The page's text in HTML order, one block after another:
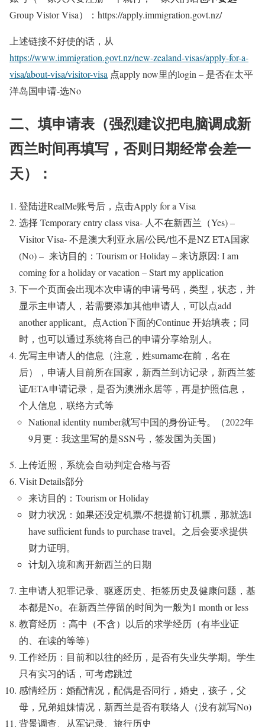
Group Vistor Visa）：https://apply.immigration.govt.nz/
上述链接不好使的话，从
https://www.immigration.govt.nz/new-zealand-visas/apply-for-a-
visa/about-visa/visitor-visa 点apply now里的login – 是否在太平
洋岛国申请-选No
二、填申请表（强烈建议把电脑调成新
西兰时间再填写，否则日期经常会差一
天）：
登陆进RealMe账号后，点击Apply for a Visa
选择 Temporary entry class visa- 人不在新西兰（Yes) –
Visitor Visa- 不是澳大利亚永居/公民/也不是NZ ETA国家
(No) – 来访目的：Tourism or Holiday – 来访原因: I am
coming for a holiday or vacation – Start my application
下一个页面会出现本次申请的申请号码，类型，状态，并
显示主申请人，若需要添加其他申请人，可以点add
another applicant。点Action下面的Continue 开始填表；同
时，也可以通过系统将自己的申请分享给别人。
先写主申请人的信息（注意，姓surname在前，名在
后），申请人目前所在国家，新西兰到访记录，新西兰签
证/ETA申请记录，是否为澳洲永居等，再是护照信息，
个人信息，联络方式等
National identity number就写中国的身份证号。（2022年
9月更：我这里写的是SSN号，签发国为美国）
上传近照，系统会自动判定合格与否
Visit Details部分
来访目的：Tourism or Holiday
财力状况：如果还没定机票/不想提前订机票，那就选I
have sufficient funds to purchase travel。之后会要求提供
财力证明。
计划入境和离开新西兰的日期
主申请人犯罪记录、驱逐历史、拒签历史及健康问题，基
本都是No。在新西兰停留的时间为一般为1 month or less
教育经历 ：高中（不含）以后的求学经历（有毕业证
的、在读的等等）
工作经历：目前和以往的经历，是否有失业失学期。学生
只有实习的话，可考虑跳过
感情经历：婚配情况，配偶是否同行，婚史，孩子，父
母，兄弟姐妹情况，新西兰是否有联络人（没有就写No)
背景调查、从军记录、旅行历史